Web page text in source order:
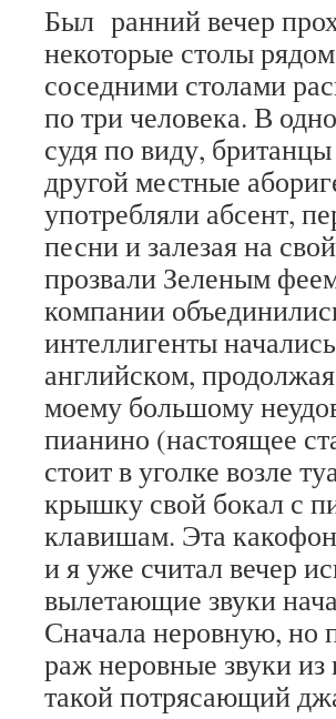
Был ранний вечер
некоторые столы
соседними столами
по три человека. В
судя по виду,
другой местные
употребляли абсент,
песни и залезая на
прозвали Зеленым
компании
интеллигенты
английском,
моему большому
пианино (настоящее
стоит в уголке возле
крышку свой бокал с
клавишам. Эта
и я уже считал вечер
вылетающие звуки
Сначала неровную, но
раж неровные звуки
такой потрясающий